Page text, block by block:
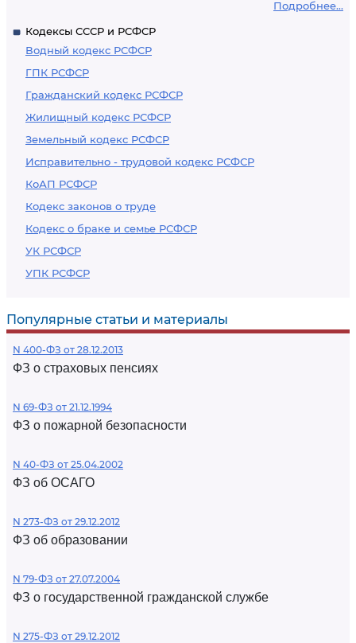
Подробнее...
Кодексы СССР и РСФСР
Водный кодекс РСФСР
ГПК РСФСР
Гражданский кодекс РСФСР
Жилищный кодекс РСФСР
Земельный кодекс РСФСР
Исправительно - трудовой кодекс РСФСР
КоАП РСФСР
Кодекс законов о труде
Кодекс о браке и семье РСФСР
УК РСФСР
УПК РСФСР
Популярные статьи и материалы
N 400-ФЗ от 28.12.2013
ФЗ о страховых пенсиях
N 69-ФЗ от 21.12.1994
ФЗ о пожарной безопасности
N 40-ФЗ от 25.04.2002
ФЗ об ОСАГО
N 273-ФЗ от 29.12.2012
ФЗ об образовании
N 79-ФЗ от 27.07.2004
ФЗ о государственной гражданской службе
N 275-ФЗ от 29.12.2012